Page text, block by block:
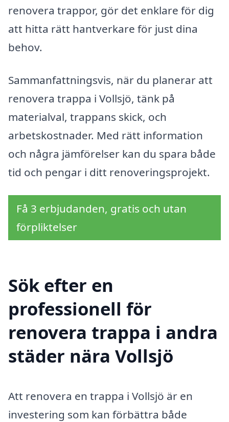
renovera trappor, gör det enklare för dig
att hitta rätt hantverkare för just dina
behov.
Sammanfattningsvis, när du planerar att
renovera trappa i Vollsjö, tänk på
materialval, trappans skick, och
arbetskostnader. Med rätt information
och några jämförelser kan du spara både
tid och pengar i ditt renoveringsprojekt.
Få 3 erbjudanden, gratis och utan
förpliktelser
Sök efter en
professionell för
renovera trappa i andra
städer nära Vollsjö
Att renovera en trappa i Vollsjö är en
investering som kan förbättra både